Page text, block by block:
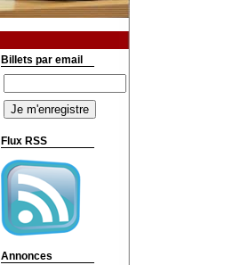
Billets par email
Flux RSS
Annonces